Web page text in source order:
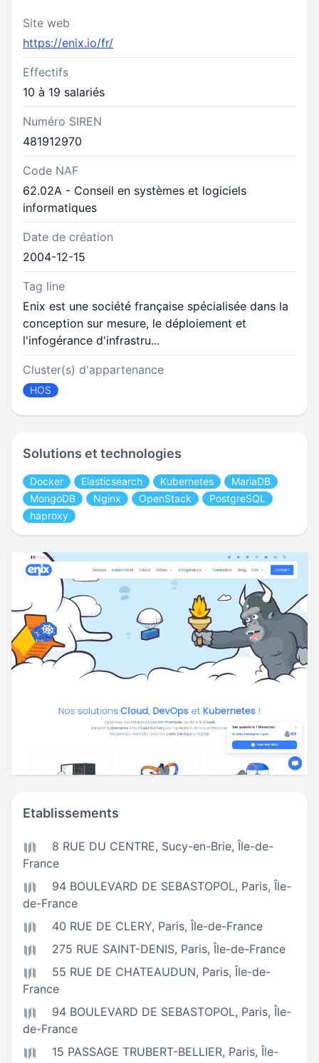
Site web
https://enix.io/fr/
Effectifs
10 à 19 salariés
Numéro SIREN
481912970
Code NAF
62.02A - Conseil en systèmes et logiciels
informatiques
Date de création
2004-12-15
Tag line
Enix est une société française spécialisée dans la
conception sur mesure, le déploiement et
l'infogérance d'infrastru...
Cluster(s) d'appartenance
HOS
Solutions et technologies
Docker Elasticsearch Kubernetes
MariaDB
MongoDB
Nginx OpenStack
PostgreSQL
haproxy
Etablissements
8 RUE DU CENTRE, Sucy-en-Brie, Île-de-
France
94 BOULEVARD DE SEBASTOPOL, Paris, Île-
de-France
40 RUE DE CLERY, Paris, Île-de-France
275 RUE SAINT-DENIS, Paris, Île-de-France
55 RUE DE CHATEAUDUN, Paris, Île-de-
France
94 BOULEVARD DE SEBASTOPOL, Paris, Île-
de-France
15 PASSAGE TRUBERT-BELLIER, Paris, Île-